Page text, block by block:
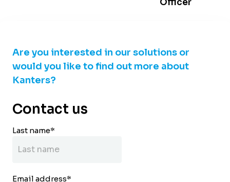
Officer
Are you interested in our solutions or
would you like to find out more about
Kanters?
Contact us
Last name*
Email address*